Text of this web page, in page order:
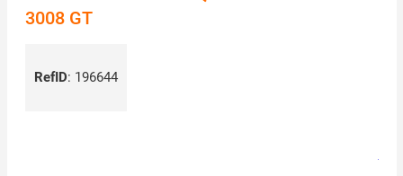
3008 GT
RefID: 196644